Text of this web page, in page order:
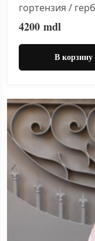
гортензия /
4200 mdl
В корзину